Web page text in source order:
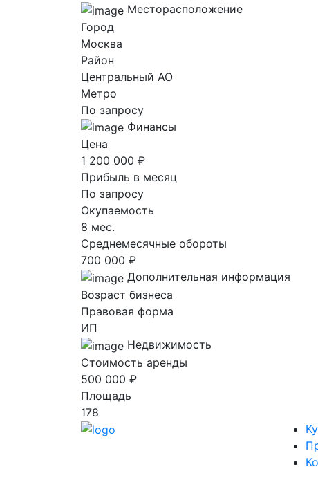
Месторасположение
Город
Москва
Район
Центральный AO
Метро
По запросу
Финансы
Цена
1 200 000 ₽
Прибыль в месяц
По запросу
Окупаемость
8 мес.
Среднемесячные обороты
700 000 ₽
Дополнительная информация
Возраст бизнеса
Правовая форма
ИП
Недвижимость
Стоимость аренды
500 000 ₽
Площадь
178